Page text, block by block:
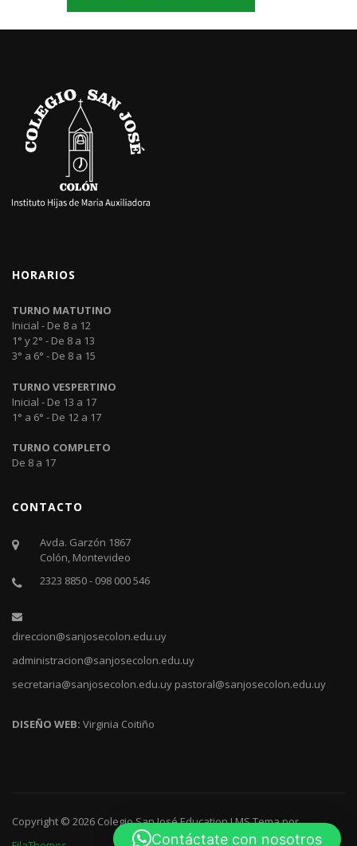
HORARIOS
TURNO MATUTINO
Inicial - De 8 a 12
1° y 2° - De 8 a 13
3° a 6° - De 8 a 15
TURNO VESPERTINO
Inicial - De 13 a 17
1° a 6° - De 12 a 17
TURNO COMPLETO
De 8 a 17
CONTACTO
Avda. Garzón 1867
Colón, Montevideo
2323 8850 - 098 000 546
direccion@sanjosecolon.edu.uy
administracion@sanjosecolon.edu.uy
secretaria@sanjosecolon.edu.uy pastoral@sanjosecolon.edu.uy
DISEÑO WEB: Virginia Coitiño
Copyright © 2026 Colegio San JoséEducation LMSTema por
Contáctate con nosotros